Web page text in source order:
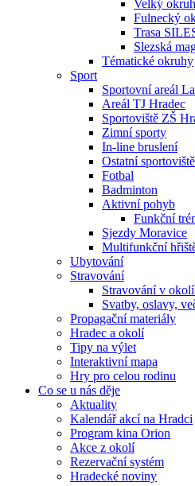
Velký
Fulnecký
Trasa
Slezská
Tématické okruhy
Sport
Sportovní areál
Areál TJ Hradec
Sportoviště ZŠ
Zimní sporty
In-line bruslení
Ostatní sportoviště
Fotbal
Badminton
Aktivní pohyb
Funkční
Sjezdy Moravice
Multifunkční
Ubytování
Stravování
Stravování v
Svatby, oslavy,
Propagační materiály
Hradec a okolí
Tipy na výlet
Interaktivní mapa
Hry pro celou rodinu
Co se u nás děje
Aktuality
Kalendář akcí na Hradci
Program kina Orion
Akce z okolí
Rezervační systém
Hradecké noviny